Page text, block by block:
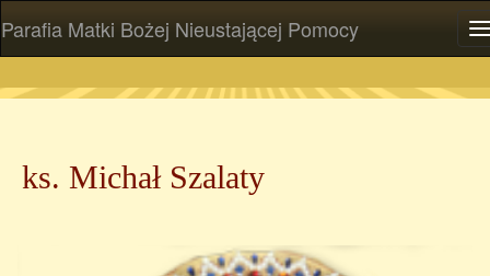
Parafia Matki Bożej Nieustającej Pomocy
ks. Michał Szalaty